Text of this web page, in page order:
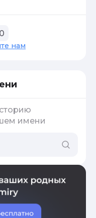
0
нам
имени